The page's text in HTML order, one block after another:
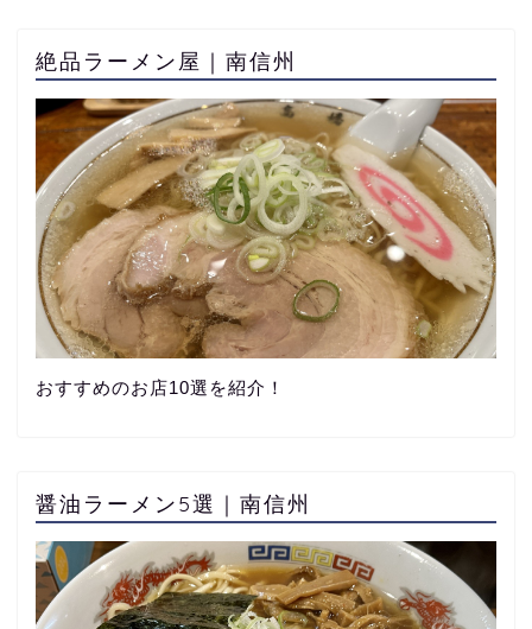
絶品ラーメン屋｜南信州
おすすめのお店10選を紹介！
醤油ラーメン5選｜南信州